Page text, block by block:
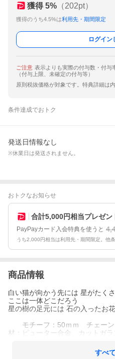
獲得 5% （202pt）
獲得のうち4.5%は利用先・期間限定
ログイン
ご注意 表示よりも実際の付与数・付与
（付与上限、未確定の付与等）
原則税抜価格が対象です。特典詳細は
条件達成でおトク
発送日情報なし
※休業日は発送されません。
おトクなお知らせ
合計5,000円相当プレゼン
PayPayカード入会特典を使うと
うち2,000円相当は利用先・期間限定。他
商品情報
白い猫が向かう先には 星がたく
ここは一体どこだろう
星の樹の足元には 石の入ったお花
モチーフ：50ｍｍ チェーン
材：ピューター合金、カットガ
すべ